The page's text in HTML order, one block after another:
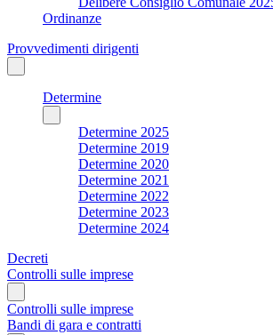
Ordinanze
Provvedimenti dirigenti
Determine
Determine 2025
Determine 2019
Determine 2020
Determine 2021
Determine 2022
Determine 2023
Determine 2024
Decreti
Controlli sulle imprese
Controlli sulle imprese
Bandi di gara e contratti